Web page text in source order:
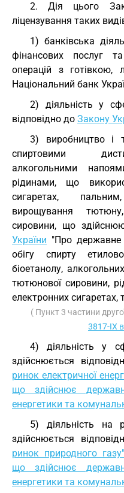
2. Дія цього
ліцензування таких
1) банківська
фінансових послуг
операцій з готівкою,
Національний банк
2) діяльність у
відповідно до Закону
3) виробництво і
спиртовими
алкогольними
рідинами, що
сигаретах,
вирощування
сировини, що
України "Про державне
обігу спирту
біоетанолу,
тютюнової сировини,
електронних сигаретах,
( Пункт 3 частини
3817-IX
4) діяльність у
здійснюється
ринок електричної
що здійснює
енергетики та
5) діяльність на
здійснюється
ринок природного газу"
що здійснює
енергетики та